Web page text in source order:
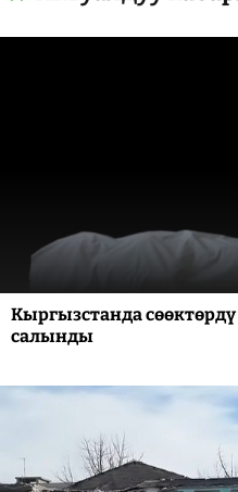
Кыргызстанда
салынды